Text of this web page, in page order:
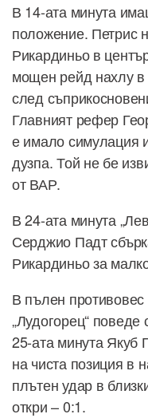
В 14-ата минута
положение. Петрис
Рикардиньо в
мощен рейд нахлу в
след
Главният рефер
е имало симулация
дузпа. Той не бе
от ВАР.
В 24-ата минута
Серджио Падт
Рикардиньо за
В пълен
„Лудогорец“
25-ата минута Якуб
на чиста позиция в
плътен удар в
откри – 0:1.